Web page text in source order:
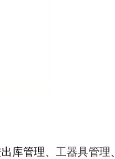
库管理、 工器具管理